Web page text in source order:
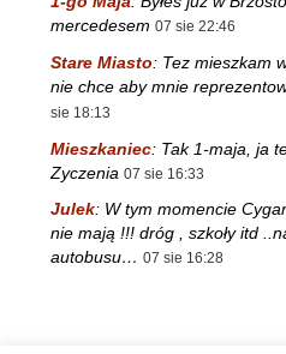
mercedesem 07 sie 22:46
Stare Miasto: Tez mieszkam
nie chce aby mnie
sie 18:13
Mieszkaniec: Tak 1-maja, ja
Zyczenia 07 sie 16:33
Julek: W tym momencie
nie mają !!! dróg , szkoły itd
autobusu… 07 sie 16:28